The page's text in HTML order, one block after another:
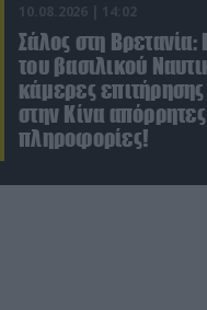
10.08.2026 | 14:02
Σάλος στη Βρετανία:
του βασιλικού
κάμερες
στην Κίνα απόρρητες
πληροφορίες!